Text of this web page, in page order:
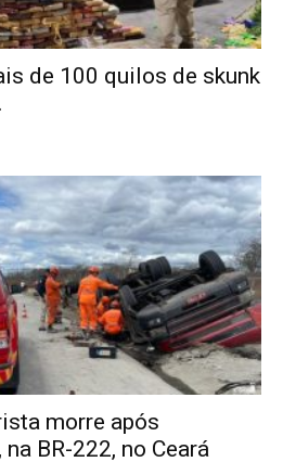
de 100 quilos de skunk
morre após
BR-222, no Ceará